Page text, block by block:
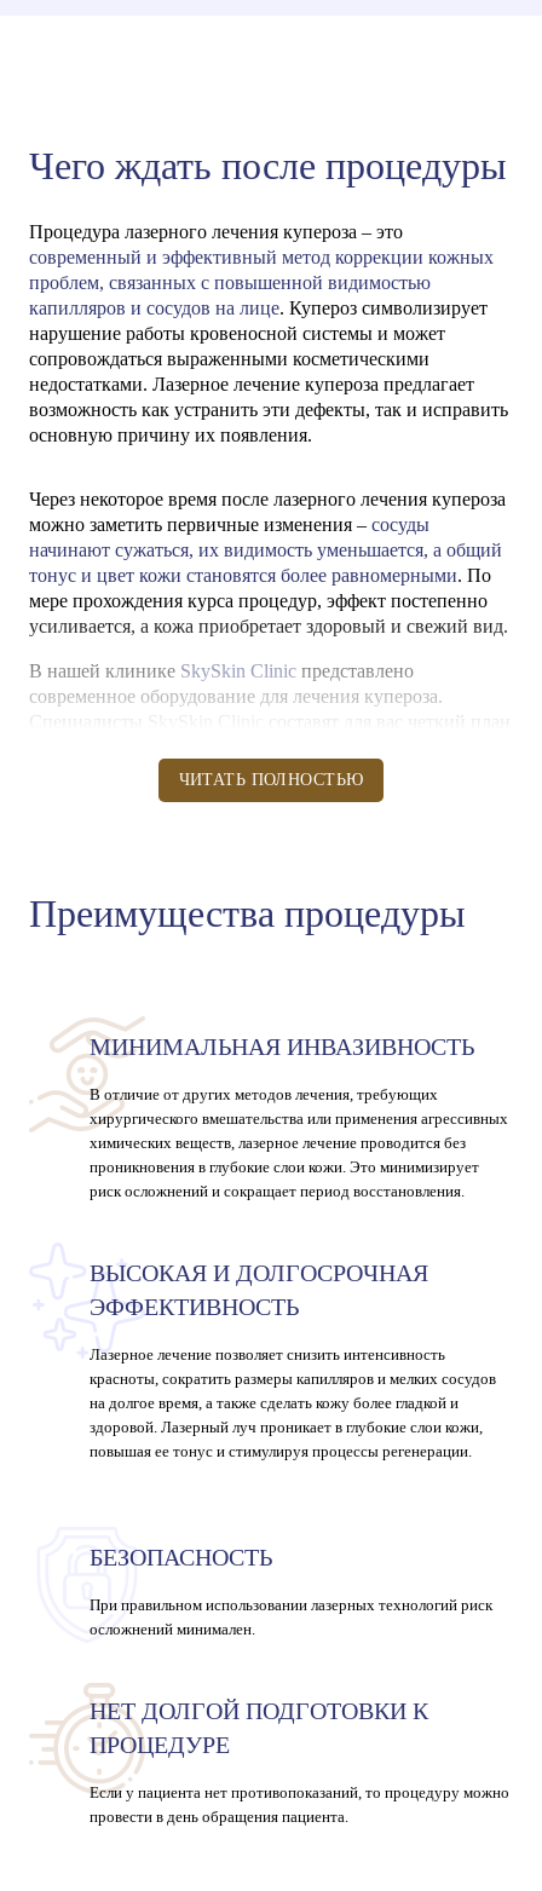
Чего ждать после процедуры
Процедура лазерного лечения купероза – это
современный и эффективный метод коррекции кожных
проблем, связанных с повышенной видимостью
капилляров и сосудов на лице. Купероз символизирует
нарушение работы кровеносной системы и может
сопровождаться выраженными косметическими
недостатками. Лазерное лечение купероза предлагает
возможность как устранить эти дефекты, так и исправить
основную причину их появления.
Через некоторое время после лазерного лечения купероза
можно заметить первичные изменения – сосуды
начинают сужаться, их видимость уменьшается, а общий
тонус и цвет кожи становятся более равномерными. По
мере прохождения курса процедур, эффект постепенно
усиливается, а кожа приобретает здоровый и свежий вид.
В нашей клинике SkySkin Clinic представлено
современное оборудование для лечения купероза.
Специалисты
составят для вас четкий план
добиться великолепных результатов в кратчайшие сроки!
ЧИТАТЬ ПОЛНОСТЬЮ
Преимущества процедуры
МИНИМАЛЬНАЯ ИНВАЗИВНОСТЬ
В отличие от других методов лечения, требующих
хирургического вмешательства или применения агрессивных
химических веществ, лазерное лечение проводится без
проникновения в глубокие слои кожи. Это минимизирует
риск осложнений и сокращает период восстановления.
ВЫСОКАЯ И ДОЛГОСРОЧНАЯ
ЭФФЕКТИВНОСТЬ
Лазерное лечение позволяет снизить интенсивность
красноты, сократить размеры капилляров и мелких сосудов
на долгое время, а также сделать кожу более гладкой и
здоровой. Лазерный луч проникает в глубокие слои кожи,
повышая ее тонус и стимулируя процессы регенерации.
БЕЗОПАСНОСТЬ
При правильном использовании лазерных технологий риск
осложнений минимален.
НЕТ ДОЛГОЙ ПОДГОТОВКИ К
ПРОЦЕДУРЕ
Если у пациента нет противопоказаний, то процедуру можно
провести в день обращения пациента.